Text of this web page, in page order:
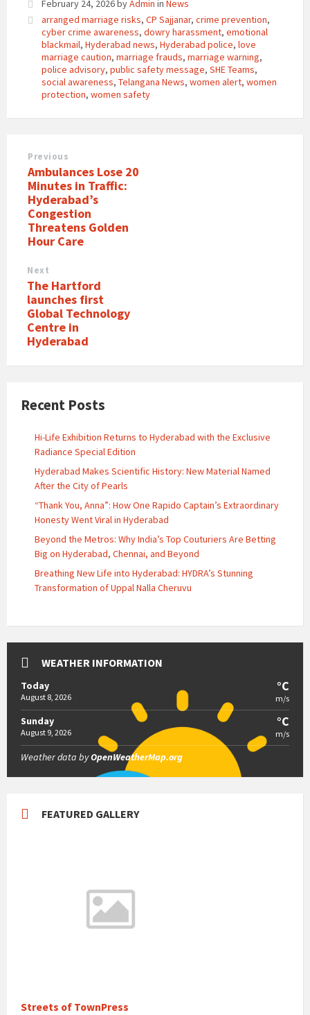
February 24, 2026 byAdmin in News
arranged marriage risks, CP Sajjanar, crime prevention,
cyber crime awareness, dowry harassment, emotional
blackmail, Hyderabad news, Hyderabad police, love
marriage caution, marriage frauds, marriage warning,
police advisory, public safety message, SHE Teams,
social awareness, Telangana News, women alert, women
protection, women safety
Previous
Ambulances Lose 20
Minutes in Traffic:
Hyderabad’s
Congestion
Threatens Golden
Hour Care
Next
The Hartford
launches first
Global Technology
Centre in
Hyderabad
Recent Posts
Hi-Life Exhibition Returns to Hyderabad with the Exclusive
Radiance Special Edition
Hyderabad Makes Scientific History: New Material Named
After the City of Pearls
“Thank You, Anna”: How One Rapido Captain’s Extraordinary
Honesty Went Viral in Hyderabad
Beyond the Metros: Why India’s Top Couturiers Are Betting
Big on Hyderabad, Chennai, and Beyond
Breathing New Life into Hyderabad: HYDRA’s Stunning
Transformation of Uppal Nalla Cheruvu
WEATHER INFORMATION
Today
August 8, 2026
°C
m/s
Sunday
August 9, 2026
°C
m/s
Weather data byOpenWeatherMap.org
FEATURED GALLERY
Streets of TownPress